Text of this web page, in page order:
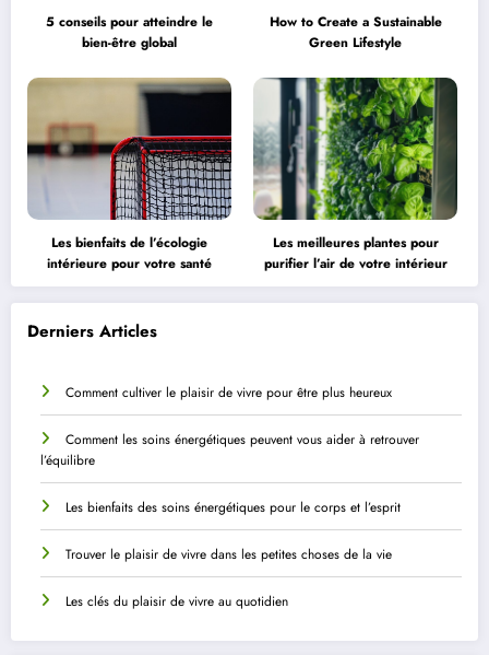
5 conseils pour atteindre le
bien-être global
How to Create a Sustainable
Green Lifestyle
Les bienfaits de l’écologie
intérieure pour votre santé
Les meilleures plantes pour
purifier l’air de votre intérieur
Derniers Articles
Comment cultiver le plaisir de vivre pour être plus heureux
Comment les soins énergétiques peuvent vous aider à retrouver
l’équilibre
Les bienfaits des soins énergétiques pour le corps et l’esprit
Trouver le plaisir de vivre dans les petites choses de la vie
Les clés du plaisir de vivre au quotidien